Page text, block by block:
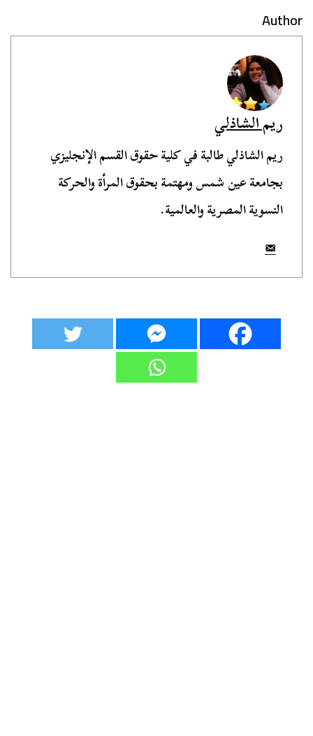
Author
ريم الشاذلي
ريم الشاذلي طالبة في كلية حقوق القسم الإنجليزي
بجامعة عين شمس ومهتمة بحقوق المرأة والحركة
النسوية المصرية والعالمية.